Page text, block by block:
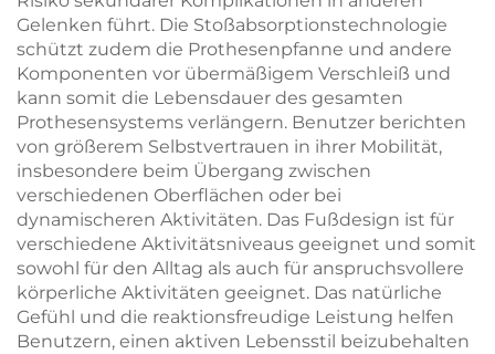
Gelenken führt. Die Stoßabsorptionstechnologie
schützt zudem die Prothesenpfanne und andere
Komponenten vor übermäßigem Verschleiß und
kann somit die Lebensdauer des gesamten
Prothesensystems verlängern. Benutzer berichten
von größerem Selbstvertrauen in ihrer Mobilität,
insbesondere beim Übergang zwischen
verschiedenen Oberflächen oder bei
dynamischeren Aktivitäten. Das Fußdesign ist für
verschiedene Aktivitätsniveaus geeignet und somit
sowohl für den Alltag als auch für anspruchsvollere
körperliche Aktivitäten geeignet. Das natürliche
Gefühl und die reaktionsfreudige Leistung helfen
Benutzern, einen aktiven Lebensstil beizubehalten